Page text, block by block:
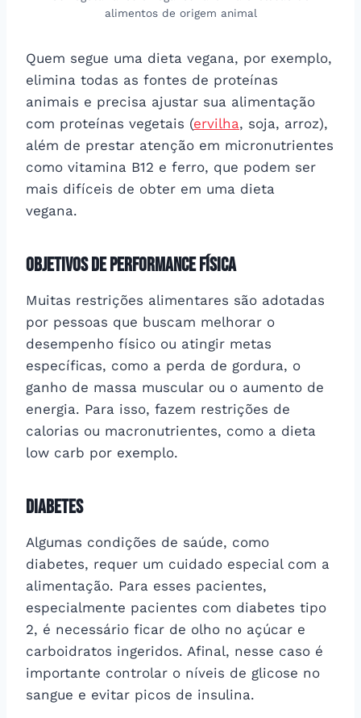
alimentos de origem animal
Quem segue uma dieta vegana, por exemplo,
elimina todas as fontes de proteínas
animais e precisa ajustar sua alimentação
com proteínas vegetais (ervilha, soja, arroz),
além de prestar atenção em micronutrientes
como vitamina B12 e ferro, que podem ser
mais difíceis de obter em uma dieta
vegana.
Objetivos de Performance Física
Muitas restrições alimentares são adotadas
por pessoas que buscam melhorar o
desempenho físico ou atingir metas
específicas, como a perda de gordura, o
ganho de massa muscular ou o aumento de
energia. Para isso, fazem restrições de
calorias ou macronutrientes, como a dieta
low carb por exemplo.
Diabetes
Algumas condições de saúde, como
diabetes, requer um cuidado especial com a
alimentação. Para esses pacientes,
especialmente pacientes com diabetes tipo
2, é necessário ficar de olho no açúcar e
carboidratos ingeridos. Afinal, nesse caso é
importante controlar o níveis de glicose no
sangue e evitar picos de insulina.